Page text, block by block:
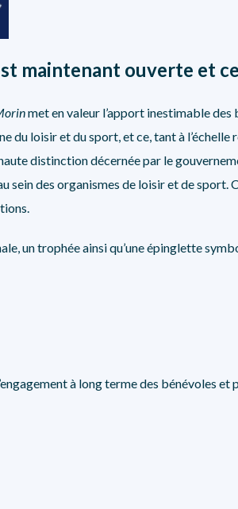
maintenant ouverte et
met en valeur l’apport inestimable des
du loisir et du sport, et ce, tant à
distinction décernée par le
sein des organismes de loisir et de sport.
un trophée ainsi qu’une épinglette
à long terme des bénévoles